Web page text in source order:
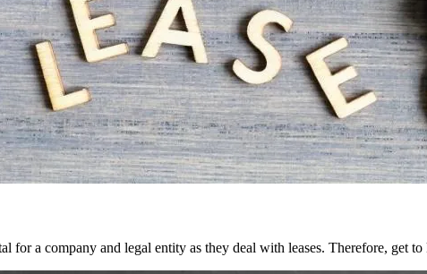
for a company and legal entity as they deal with leases. Therefore, get